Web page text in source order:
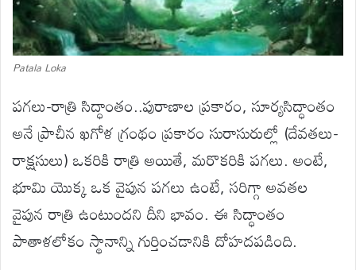
Patala Loka
పగలు-రాత్రి సిద్ధాంతం..పురాణాల ప్రకారం, సూర్యసిద్ధాంతం
అనే ప్రాచీన ఖగోళ గ్రంథం ప్రకారం సురాసురుల్లో (దేవతలు-
రాక్షసులు) ఒకరికి రాత్రి అయితే, మరొకరికి పగలు. అంటే,
భూమి యొక్క ఒక వైపున పగలు ఉంటే, సరిగ్గా అవతల
వైపున రాత్రి ఉంటుందని దీని భావం. ఈ సిద్ధాంతం
పాతాళలోకం స్థానాన్ని గుర్తించడానికి దోహదపడింది.